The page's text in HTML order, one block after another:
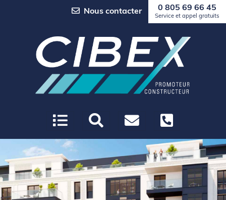
Nous contacter 0 805 69 66 45
Service et appel gratuits